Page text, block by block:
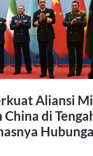
Aliansi
China di